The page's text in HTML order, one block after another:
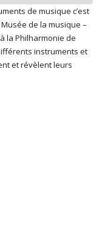
de musique c’est
de la musique –
la Philharmonie de
instruments et
et révèlent leurs